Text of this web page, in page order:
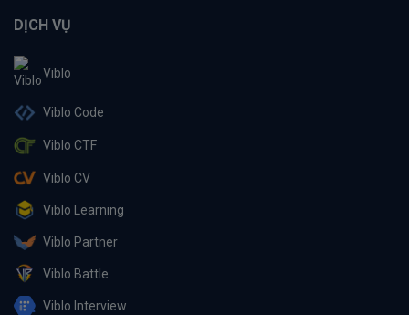
DỊCH VỤ
Viblo
Viblo Code
Viblo CTF
Viblo CV
Viblo Learning
Viblo Partner
Viblo Battle
Viblo Interview